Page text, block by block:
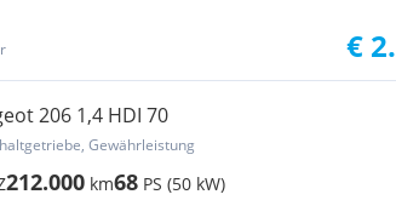
€
206 1,4 HDI 70
Gewährleistung
212.000 km68 PS (50 kW)